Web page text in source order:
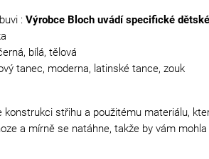
: Výrobce Bloch uvádí specifické
bílá, tělová
tanec, moderna, latinské tance, zouk
konstrukci střihu a použitému materiálu,
a mírně se natáhne, takže by vám